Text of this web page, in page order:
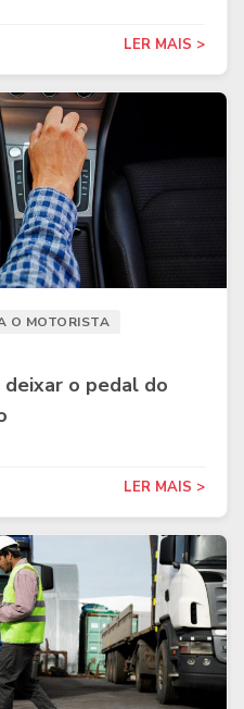
LER MAIS >
O MOTORISTA
o pedal do
LER MAIS >